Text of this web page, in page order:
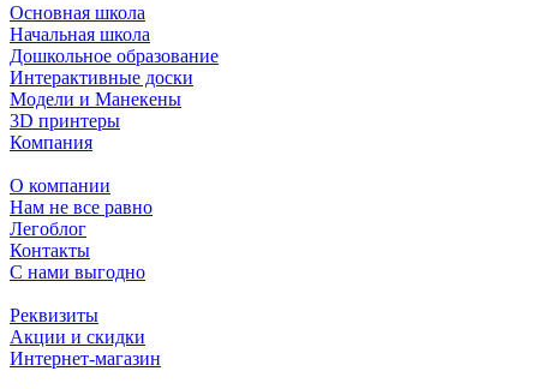
Основная школа
Начальная школа
Дошкольное образование
Интерактивные доски
Модели и Манекены
3D принтеры
Компания
О компании
Нам не все равно
Легоблог
Контакты
С нами выгодно
Реквизиты
Акции и скидки
Интернет-магазин